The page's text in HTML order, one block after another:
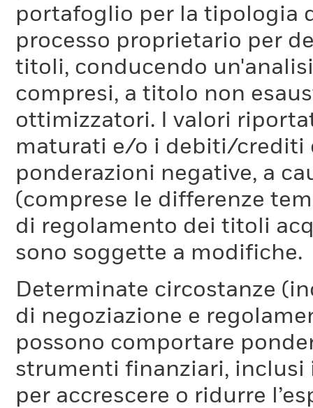
portafoglio per la tipologia
processo proprietario per
titoli, conducendo
compresi, a titolo non
ottimizzatori. I valori
maturati e/o i debiti/crediti
ponderazioni negative, a
(comprese le differenze
di regolamento dei titoli
sono soggette a modifiche.
Determinate circostanze
di negoziazione e
possono comportare
strumenti finanziari, inclusi
per accrescere o ridurre